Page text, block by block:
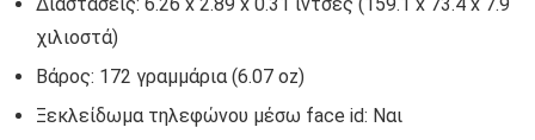
χιλιοστά)
Βάρος: 172 γραμμάρια (6.07 oz)
Ξεκλείδωμα τηλεφώνου μέσω face id: Ναι